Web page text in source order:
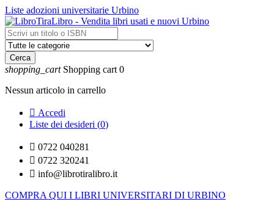
Liste adozioni universitarie Urbino
Cerca
shopping_cart Shopping cart 0
Nessun articolo in carrello
 Accedi
Liste dei desideri (0)
 0722 040281
 0722 320241
 info@librotiralibro.it
COMPRA QUI I LIBRI UNIVERSITARI DI URBINO